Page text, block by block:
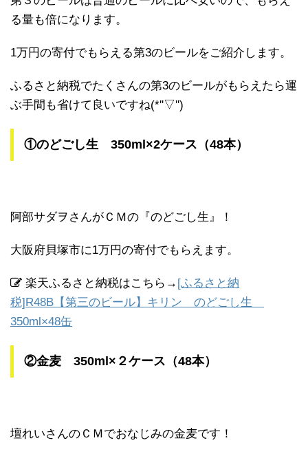
る量も倍になります。
1万円の寄付でもらえる第3のビールをご紹介します。
ふるさと納税でたくさんの第3のビールがもらえたら運
ぶ手間も省けて良いですね(*''▽'')
①のどごし生 350ml×2ケース（48本）
阿部サダヲさんがＣＭの『のどごし生』！
大阪府貝塚市に1万円の寄付でもらえます。
楽天ふるさと納税はこちら→ [ふるさと納
税]R48B【第三のビール】キリン のどごし生
350ml×48缶
②金麦 350ml×２ケース（48本）
壇れいさんのＣＭでおなじみの金麦です！